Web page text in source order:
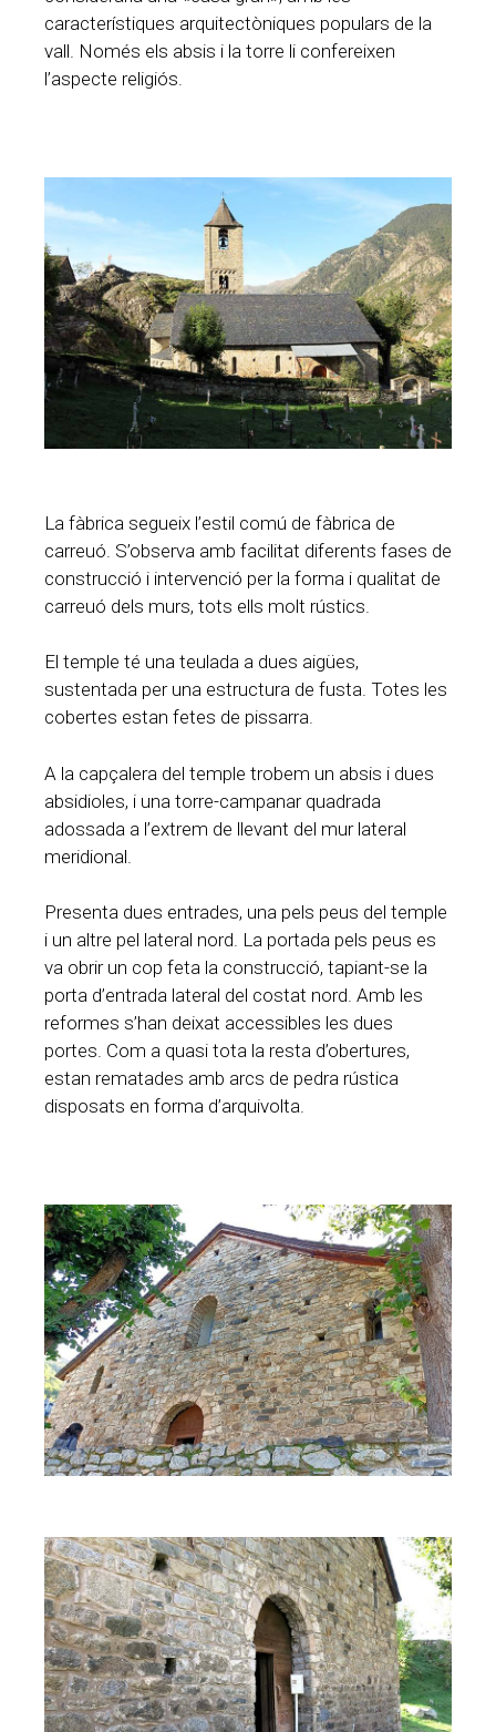
característiques arquitectòniques populars de la
vall. Només els absis i la torre li confereixen
l’aspecte religiós.
La fàbrica segueix l’estil comú de fàbrica de
carreuó. S’observa amb facilitat diferents fases de
construcció i intervenció per la forma i qualitat de
carreuó dels murs, tots ells molt rústics.
El temple té una teulada a dues aigües,
sustentada per una estructura de fusta. Totes les
cobertes estan fetes de pissarra.
A la capçalera del temple trobem un absis i dues
absidioles, i una torre-campanar quadrada
adossada a l’extrem de llevant del mur lateral
meridional.
Presenta dues entrades, una pels peus del temple
i un altre pel lateral nord. La portada pels peus es
va obrir un cop feta la construcció, tapiant-se la
porta d’entrada lateral del costat nord. Amb les
reformes s’han deixat accessibles les dues
portes. Com a quasi tota la resta d’obertures,
estan rematades amb arcs de pedra rústica
disposats en forma d’arquivolta.